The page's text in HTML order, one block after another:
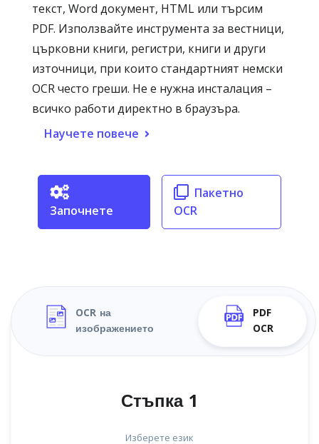
текст, Word документ, HTML или търсим
PDF. Използвайте инструмента за вестници,
църковни книги, регистри, книги и други
източници, при които стандартният немски
OCR често греши. Не е нужна инсталация –
всичко работи директно в браузъра.
Научете повече
Започнете
Пакетно
OCR
OCR на
изображението
PDF
OCR
Стъпка 1
Изберете език